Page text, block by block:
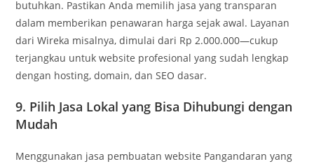
butuhkan. Pastikan Anda memilih jasa yang transparan
dalam memberikan penawaran harga sejak awal. Layanan
dari Wireka misalnya, dimulai dari Rp 2.000.000—cukup
terjangkau untuk website profesional yang sudah lengkap
dengan hosting, domain, dan SEO dasar.
9. Pilih Jasa Lokal yang Bisa Dihubungi dengan
Mudah
Menggunakan jasa pembuatan website Pangandaran yang